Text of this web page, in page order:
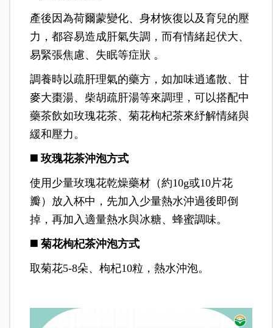
產後因為荷爾蒙變化、身材恢復以及育兒的壓
力，都容易造成肝氣失調，而有情緒起伏大、
易緊張焦慮、失眠等症狀 。
調養時以疏肝理氣的藥方，如加味逍遙散、甘
麥大棗湯、柴胡疏肝湯等來調理，可以搭配中
藥茶飲如玫瑰花茶、菊花枸杞茶來紓解情緒與
緩和壓力。
◼️ 玫瑰花茶沖泡方式
使用少量玫瑰花乾燥藥材（約10g或10片花
瓣）放入杯中，先加入少量熱水沖過後即倒
掉，再加入適量熱水與冰糖、蜂蜜調味。
◼️ 菊花枸杞茶沖泡方式
取菊花5-8朵、枸杞10粒，熱水沖泡。